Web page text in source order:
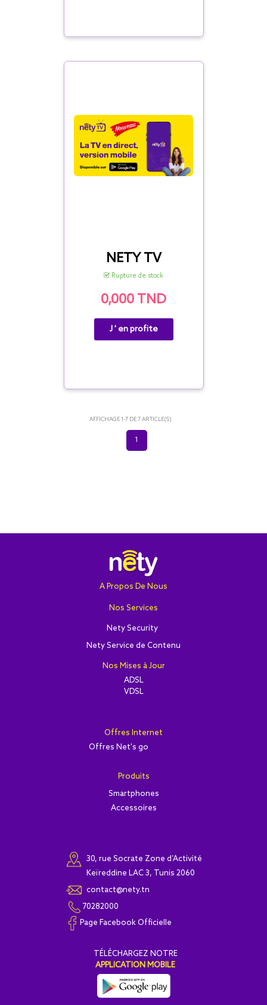
NETY TV
Rupture de stock
0,000 TND
J ' en profite
AFFICHAGE 1-7 DE 7 ARTICLE(S)
1
A Propos De Nous
Nos Services
Nety Security
Nety Service de Contenu
Nos Mises à Jour
ADSL
VDSL
Offres Internet
Offres Net's go
Produits
Smartphones
Accessoires
30, rue Socrate Zone d’Activité
Keïreddine LAC 3, Tunis 2060
contact@nety.tn
70282000
Page Facebook Officielle
T ÉLÉCHARGEZ NOTRE
APPLICATION MOBILE